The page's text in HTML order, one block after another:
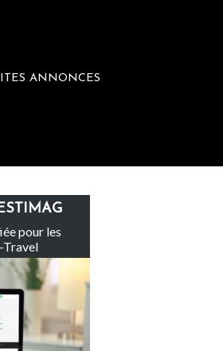
ANNONCES
Claire rachète Eden
pour les
Travel